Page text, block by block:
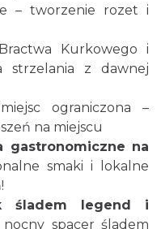
2026-08-16
– tworzenie rozet i
Kurkowego i
strzelania z dawnej
ograniczona –
na miejscu
gastronomiczne na
smaki i lokalne
śladem legend i
spacer śladem